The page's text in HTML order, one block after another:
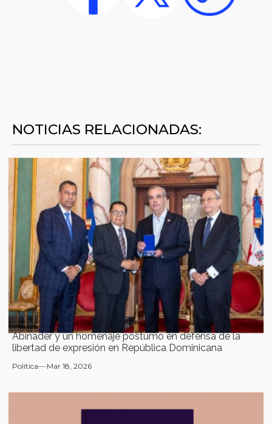
NOTICIAS RELACIONADAS:
Abinader y un homenaje póstumo en defensa de la
libertad de expresión en República Dominicana
Política Mar 18, 2026